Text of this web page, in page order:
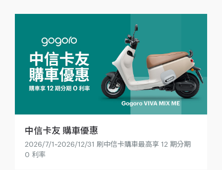
中信卡友 購車優惠
2026/7/1~2026/12/31 刷中信卡購車最高享 12 期分期
0 利率